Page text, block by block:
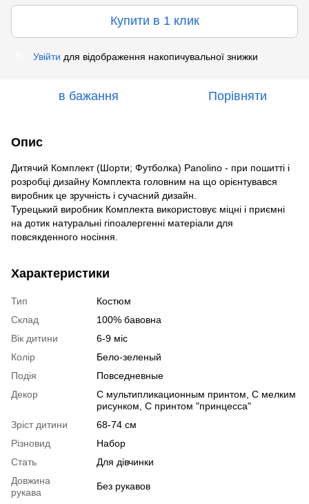
Купити в 1 клик
Увійти для відображення накопичувальної знижки
в бажання Порівняти
Опис
Дитячий Комплект (Шорти; Футболка) Panolino - при пошитті і
розробці дизайну Комплекта головним на що орієнтувався
виробник це зручність і сучасний дизайн.
Турецький виробник Комплекта використовує міцні і приємні
на дотик натуральні гіпоалергенні матеріали для
повсякденного носіння.
Характеристики
Тип
Костюм
Склад
100% бавовна
Вік дитини
6-9 міс
Колір
Бело-зеленый
Подія
Повседневные
Декор
С мультипликационным принтом, С мелким
рисунком, С принтом "принцесса"
Зріст дитини
68-74 см
Різновид
Набор
Стать
Для дівчинки
Довжина
рукава
Без рукавов